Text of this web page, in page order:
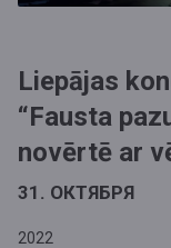
Liepājas
“Fausta
novērtē ar
31. ОКТЯБРЯ
2022